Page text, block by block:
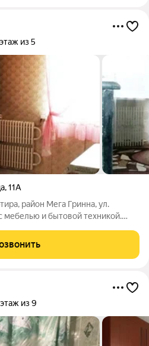
из 5
,11А
район Мега Гринна, ул.
мебелью и бытовой техникой.
Оплата помесячно: 45 000
из 9